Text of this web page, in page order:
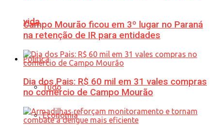
vida
Política
Tudo
Economia
Campo Mourão ficou em 3º lugar no Paraná
na retenção de IR para entidades
Dia dos Pais: R$ 60 mil em 31 vales compras
no comércio de Campo Mourão